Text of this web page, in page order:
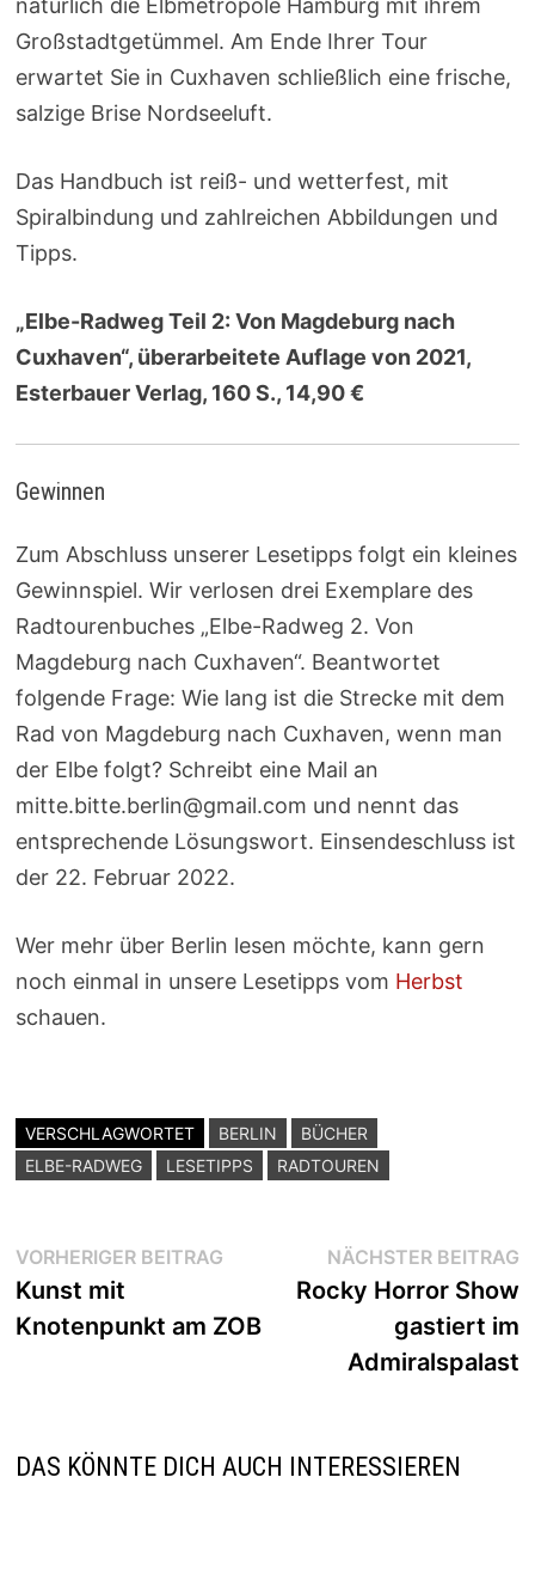
natürlich die Elbmetropole Hamburg mit ihrem
Großstadtgetümmel. Am Ende Ihrer Tour
erwartet Sie in Cuxhaven schließlich eine frische,
salzige Brise Nordseeluft.
Das Handbuch ist reiß- und wetterfest, mit
Spiralbindung und zahlreichen Abbildungen und
Tipps.
„Elbe-Radweg Teil 2: Von Magdeburg nach
Cuxhaven“, überarbeitete Auflage von 2021,
Esterbauer Verlag, 160 S., 14,90 €
Gewinnen
Zum Abschluss unserer Lesetipps folgt ein kleines
Gewinnspiel. Wir verlosen drei Exemplare des
Radtourenbuches „Elbe-Radweg 2. Von
Magdeburg nach Cuxhaven“. Beantwortet
folgende Frage: Wie lang ist die Strecke mit dem
Rad von Magdeburg nach Cuxhaven, wenn man
der Elbe folgt? Schreibt eine Mail an
mitte.bitte.berlin@gmail.com und nennt das
entsprechende Lösungswort. Einsendeschluss ist
der 22. Februar 2022.
Wer mehr über Berlin lesen möchte, kann gern
noch einmal in unsere Lesetipps vom Herbst
schauen.
VERSCHLAGWORTET BERLIN
BÜCHER
ELBE-RADWEG
LESETIPPS RADTOUREN
Beitragsnavigation
VORHERIGER BEITRAGVorheriger
Beitrag:
Kunst mit
Knotenpunkt am ZOB
NÄCHSTER BEITRAG
Rocky Horror Show
gastiert im
Admiralspalast
DAS KÖNNTE DICH AUCH INTERESSIEREN